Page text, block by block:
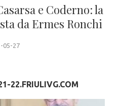
e Coderno: la
da Ermes Ronchi
05-27
22.FRIULIVG.COM